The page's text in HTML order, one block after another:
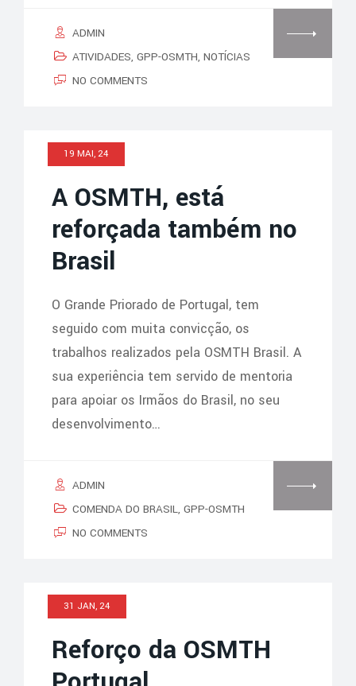
ADMIN
ATIVIDADES, GPP-OSMTH, NOTÍCIAS
NO COMMENTS
19 MAI, 24
A OSMTH, está
reforçada também no
Brasil
O Grande Priorado de Portugal, tem
seguido com muita convicção, os
trabalhos realizados pela OSMTH Brasil. A
sua experiência tem servido de mentoria
para apoiar os Irmãos do Brasil, no seu
desenvolvimento…
ADMIN
COMENDA DO BRASIL, GPP-OSMTH
NO COMMENTS
31 JAN, 24
Reforço da OSMTH